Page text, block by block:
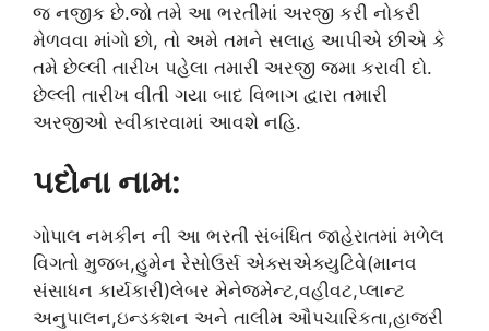
જ નજીક છે.જો તમે આ ભરતીમાં અરજી કરી નોકરી
મેળવવા માંગો છો, તો અમે તમને સલાહ આપીએ છીએ કે
તમે છેલ્લી તારીખ પહેલા તમારી અરજી જમા કરાવી દો.
છેલ્લી તારીખ વીતી ગયા બાદ વિભાગ દ્વારા તમારી
અરજીઓ સ્વીકારવામાં આવશે નહિ.
પદોના નામ:
ગોપાલ નમકીન ની આ ભરતી સંબંધિત જાહેરાતમાં મળેલ
વિગતો મુજબ,હુમેન રેસોઉર્સ એક્સએક્યુટિવે(માનવ
સંસાધન કાર્યકારી)લેબર મેનેજમેન્ટ,વહીવટ,પ્લાન્ટ
અનુપાલન,ઇન્ડક્શન અને તાલીમ ઔપચારિકતા,હાજરી